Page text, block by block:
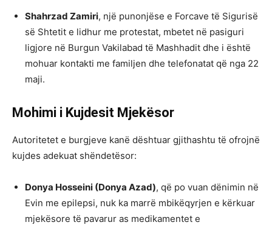
Shahrzad Zamiri, një punonjëse e Forcave të Sigurisë
së Shtetit e lidhur me protestat, mbetet në pasiguri
ligjore në Burgun Vakilabad të Mashhadit dhe i është
mohuar kontakti me familjen dhe telefonatat që nga 22
maji.
Mohimi i Kujdesit Mjekësor
Autoritetet e burgjeve kanë dështuar gjithashtu të ofrojnë
kujdes adekuat shëndetësor:
Donya Hosseini (Donya Azad), që po vuan dënimin në
Evin me epilepsi, nuk ka marrë mbikëqyrjen e kërkuar
mjekësore të pavarur as medikamentet e